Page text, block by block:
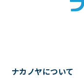
ナカノヤについて